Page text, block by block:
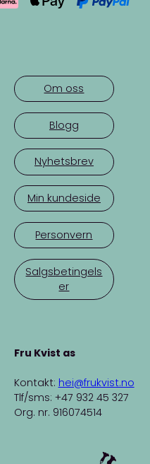
Om oss
Blogg
Nyhetsbrev
Min kundeside
Personvern
Salgsbetingels
er
Fru Kvist as
Kontakt: hei@frukvist.no
Tlf/sms: +47 932 45 327
Org. nr. 916074514